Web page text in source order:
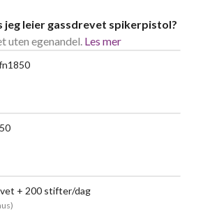
jeg leier gassdrevet spikerpistol?
uten egenandel. Les mer
+ 200 stifter/dag
)